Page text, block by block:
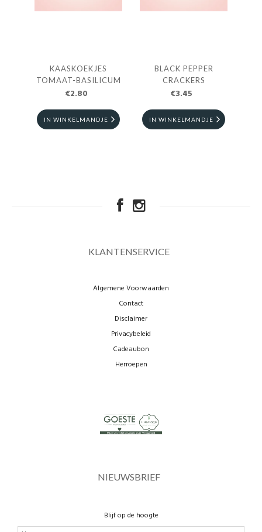
KAASKOEKJES
TOMAAT-BASILICUM
€2.80
IN WINKELMANDJE
BLACK PEPPER
CRACKERS
€3.45
IN WINKELMANDJE
KLANTENSERVICE
Algemene Voorwaarden
Contact
Disclaimer
Privacybeleid
Cadeaubon
Herroepen
NIEUWSBRIEF
Blijf op de hoogte